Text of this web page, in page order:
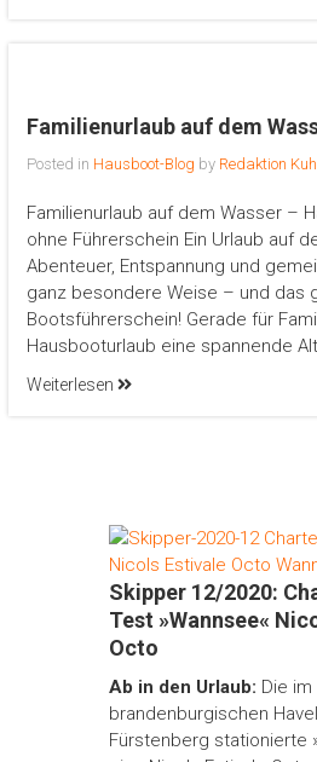
Familienurlaub auf dem
Posted in Hausboot-Blog by Redaktion
Familienurlaub auf dem Wasser –
ohne Führerschein Ein Urlaub auf
Abenteuer, Entspannung und
ganz besondere Weise – und das
Bootsführerschein! Gerade für
Hausbooturlaub eine spannende
Weiterlesen
Skipper 12/2020:
Test »Wannsee«
Octo
Ab in den Urlaub: Die im
brandenburgischen
Fürstenberg stationierte